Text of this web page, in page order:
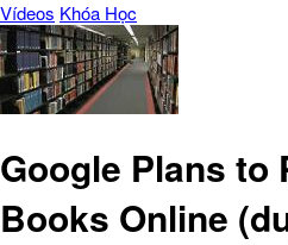
Vídeos Khóa Học
Google Plans to
Books Online